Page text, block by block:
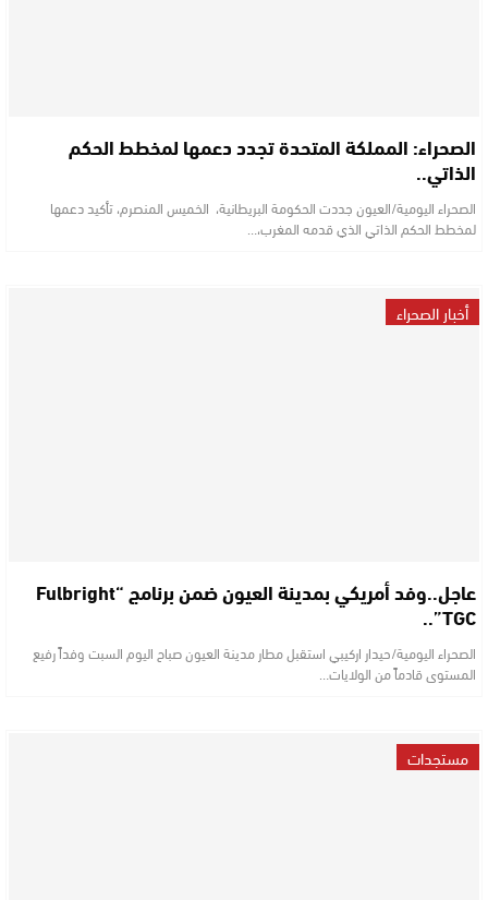
الصحراء: المملكة المتحدة تجدد دعمها لمخطط الحكم
الذاتي..
الصحراء اليومية/العيون جددت الحكومة البريطانية، الخميس المنصرم، تأكيد دعمها
لمخطط الحكم الذاتي الذي قدمه المغرب،…
أخبار الصحراء
عاجل..وفد أمريكي بمدينة العيون ضمن برنامج “Fulbright
TGC”..
الصحراء اليومية/حيدار اركيبي استقبل مطار مدينة العيون صباح اليوم السبت وفداً رفيع
المستوى قادماً من الولايات…
مستجدات